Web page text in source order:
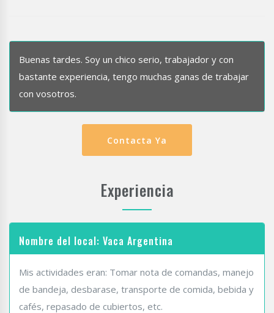
Buenas tardes. Soy un chico serio, trabajador y con
bastante experiencia, tengo muchas ganas de trabajar
con vosotros.
Contacta Ya
Experiencia
Nombre del local: Vaca Argentina
Mis actividades eran: Tomar nota de comandas, manejo
de bandeja, desbarase, transporte de comida, bebida y
cafés, repasado de cubiertos, etc.